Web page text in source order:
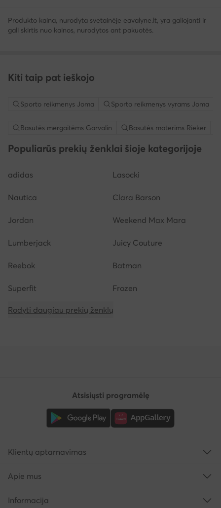
Produkto kaina, nurodyta svetainėje eavalyne.lt, yra galiojanti ir
gali skirtis nuo kainos, nurodytos ant pakuotės.
Kiti taip pat ieškojo
Sporto reikmenys Joma Sporto reikmenys vyrams Joma
Basutės mergaitėms Garvalin Basutės moterims Rieker
Populiarūs prekių ženklai šioje kategorijoje
adidas Lasocki
Nautica Clara Barson
Jordan Weekend Max Mara
Lumberjack Juicy Couture
Reebok Batman
Superfit Frozen
Rodyti daugiau prekių ženklų
Atsisiųsti programėlę
Klientų aptarnavimas
Apie mus
Informacija